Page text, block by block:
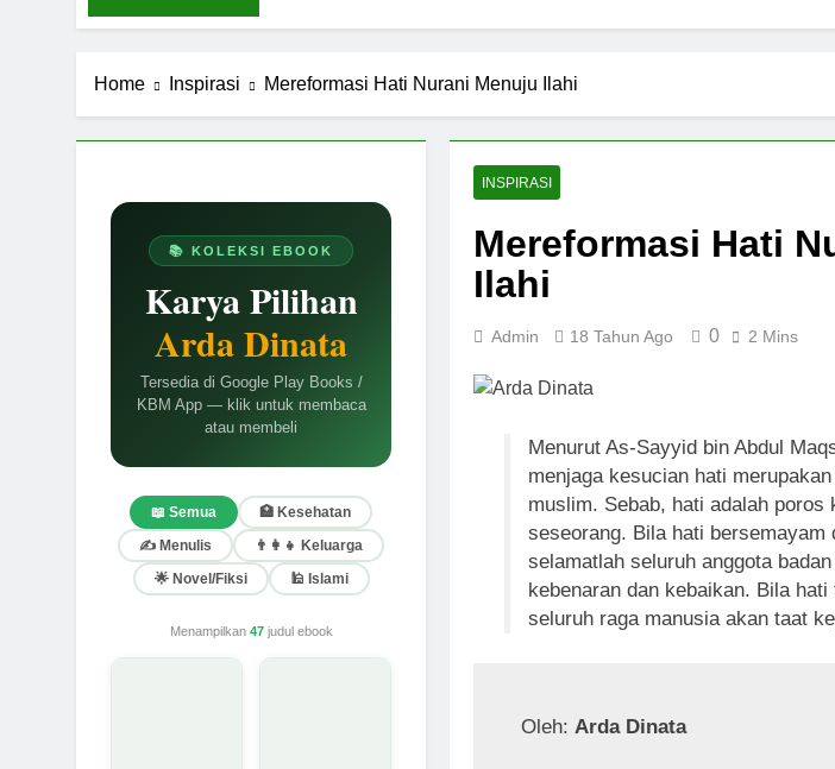
Home Inspirasi Mereformasi Hati Nurani Menuju Ilahi
📚 KOLEKSI EBOOK
Karya Pilihan
Arda Dinata
Tersedia di Google Play Books /
KBM App — klik untuk membaca
atau membeli
📖 Semua
🏥 Kesehatan
✍️ Menulis
👨‍👩‍👧 Keluarga
🌟 Novel/Fiksi
🕌 Islami
Menampilkan 47judul ebook
INSPIRASI
Mereformasi Hati
Ilahi
Admin 18 Tahun Ago 0 2 Mins
Menurut As-Sayyid bin Abdul
menjaga kesucian hati
muslim. Sebab, hati adalah poros
seseorang. Bila hati bersemayam
selamatlah seluruh anggota
kebenaran dan kebaikan. Bila
seluruh raga manusia akan taat
Oleh: Arda Dinata